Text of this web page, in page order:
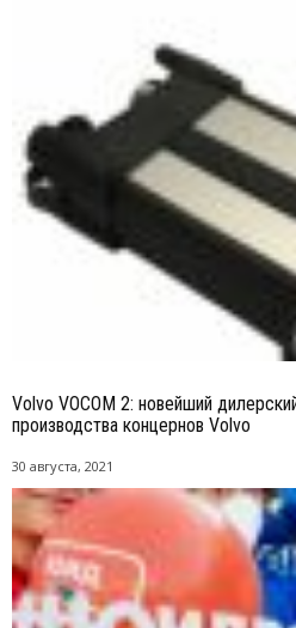
Volvo VOCOM 2: новейший
производства концернов Volvo
30 августа, 2021